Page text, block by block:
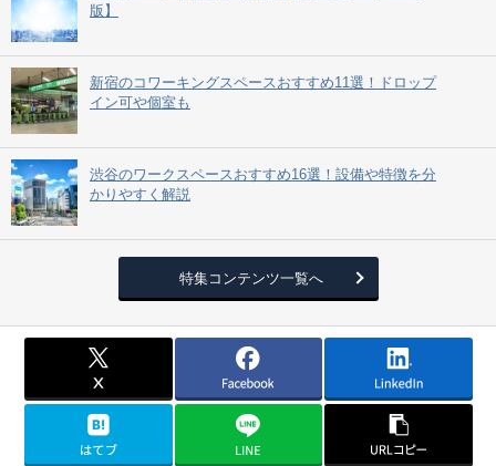
版】
新宿のコワーキングスペースおすすめ11選！ドロップ
イン可や個室も
渋谷のワークスペースおすすめ16選！設備や特徴を分
かりやすく解説
特集コンテンツ一覧へ